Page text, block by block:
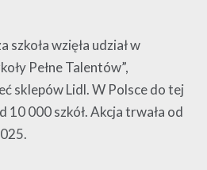
szkoła wzięła udział w
Pełne Talentów”,
sklepów Lidl. W Polsce do tej
10 000 szkół. Akcja trwała od